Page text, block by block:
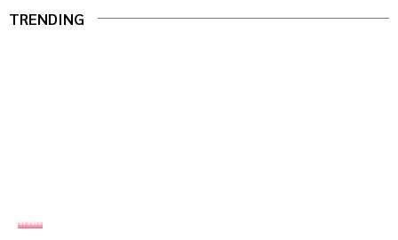
TRENDING
ที่พัก